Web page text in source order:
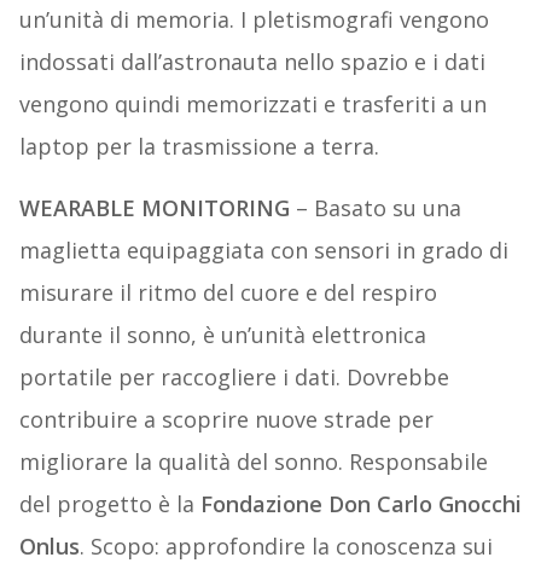
un’unità di memoria. I pletismografi vengono
indossati dall’astronauta nello spazio e i dati
vengono quindi memorizzati e trasferiti a un
laptop per la trasmissione a terra.
WEARABLE MONITORING – Basato su una
maglietta equipaggiata con sensori in grado di
misurare il ritmo del cuore e del respiro
durante il sonno, è un’unità elettronica
portatile per raccogliere i dati. Dovrebbe
contribuire a scoprire nuove strade per
migliorare la qualità del sonno. Responsabile
del progetto è la Fondazione Don Carlo Gnocchi
Onlus. Scopo: approfondire la conoscenza sui